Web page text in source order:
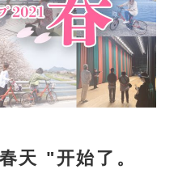
天 "开始了。